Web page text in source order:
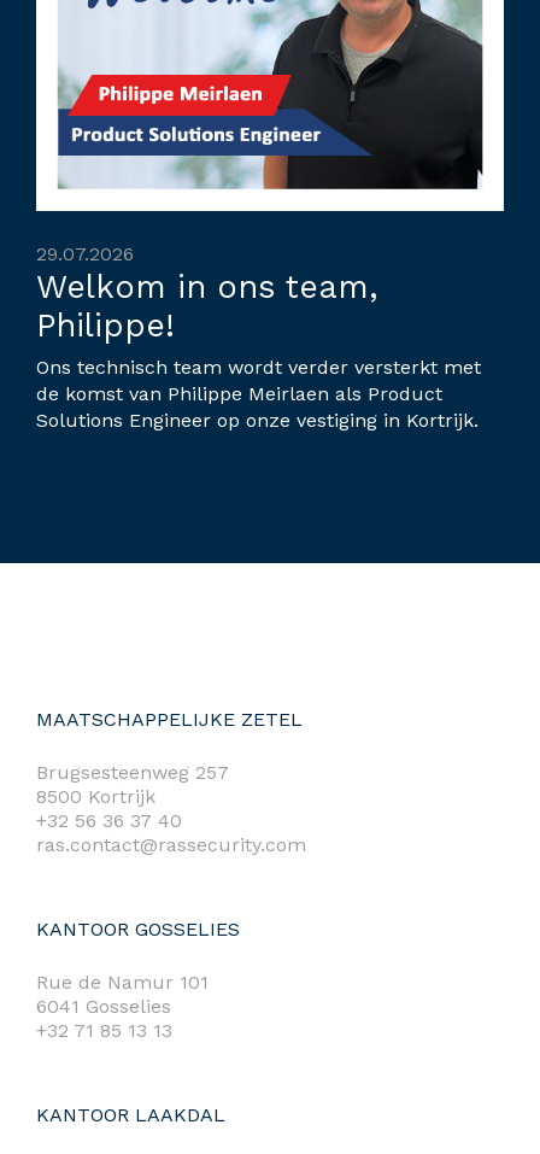
29.07.2026
Welkom in ons team,
Philippe!
Ons technisch team wordt verder versterkt met
de komst van Philippe Meirlaen als Product
Solutions Engineer op onze vestiging in Kortrijk.
MAATSCHAPPELIJKE ZETEL
Brugsesteenweg 257
8500 Kortrijk
+32 56 36 37 40
ras.contact@rassecurity.com
KANTOOR GOSSELIES
Rue de Namur 101
6041 Gosselies
+32 71 85 13 13
KANTOOR LAAKDAL